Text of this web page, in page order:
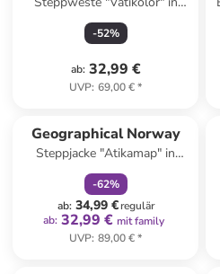
Hellgrau
-52%
ab: 32,99 €
UVP: 69,00 €*
Geographical Norway
Steppjacke "Atikamap" in
Hellgrau
-62%
ab: 34,99 €regulär
ab: 32,99 € mit family
UVP: 89,00 €*